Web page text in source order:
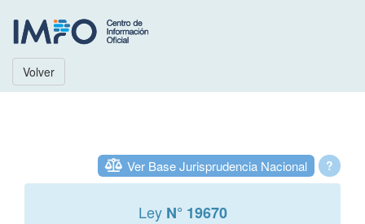
Volver
?
Ver Base Jurisprudencia Nacional
Ley N° 19670